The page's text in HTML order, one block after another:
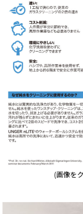
(画像を